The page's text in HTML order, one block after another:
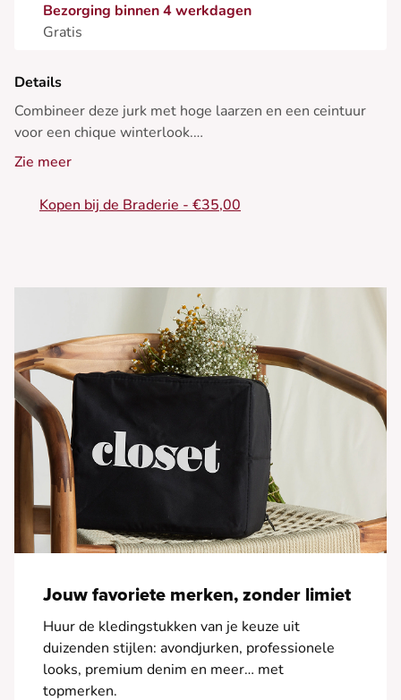
Bezorging binnen 4 werkdagen
Gratis
Details
Combineer deze jurk met hoge laarzen en een ceintuur
voor een chique winterlook.
• V-hals
• Lange mouwen
Zie meer
Kopen bij de Braderie - €35,00
Jouw favoriete merken, zonder limiet
Huur de kledingstukken van je keuze uit
duizenden stijlen: avondjurken, professionele
looks, premium denim en meer… met
topmerken.